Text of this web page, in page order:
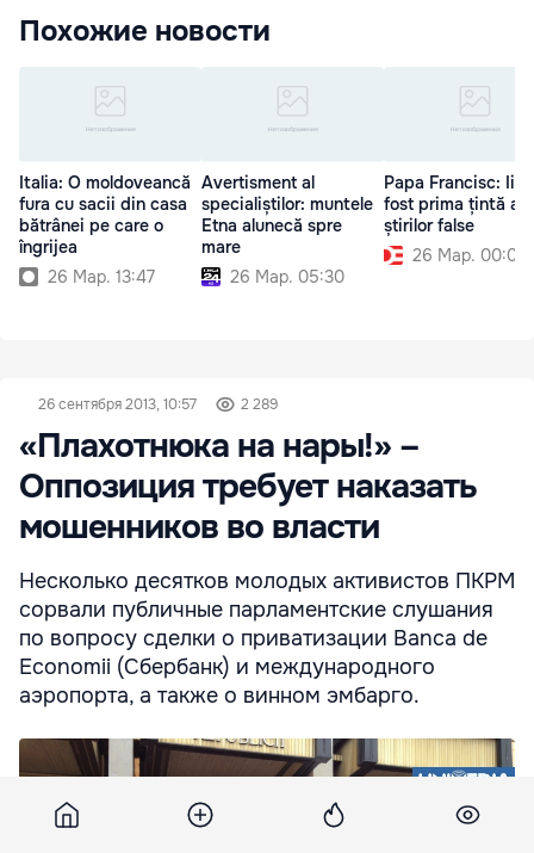
Похожие новости
Italia: O moldoveancă
fura cu sacii din casa
bătrânei pe care o
îngrijea
26 Мар. 13:47
Avertisment al
specialiștilor: muntele
Etna alunecă spre
mare
26 Мар. 05:30
Papa Francisc:
fost prima țintă a
știrilor false
26 Мар. 00:00
26 сентября 2013, 10:57 2 289
«Плахотнюка на нары!» –
Oппозиция требует наказать
мошенников во власти
Несколько десятков молодых активистов ПКРМ
сорвали публичные парламентские слушания
по вопросу сделки о приватизации Banca de
Economii (Сбербанк) и международного
аэропорта, а также о винном эмбарго.